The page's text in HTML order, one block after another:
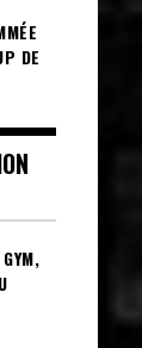
DE